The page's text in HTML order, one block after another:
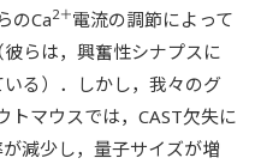
のCa2＋電流の調節によって
らは，興奮性シナプスに
る）．しかし，我々のグ
トマウスでは，CAST欠失に
減少し，量子サイズが増